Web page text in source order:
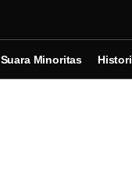
Suara Minoritas Histori